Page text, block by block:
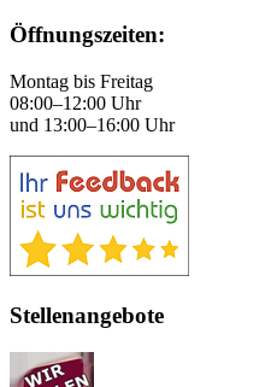
Öffnungszeiten:
Montag bis Freitag
08:00–12:00 Uhr
und 13:00–16:00 Uhr
Stellenangebote